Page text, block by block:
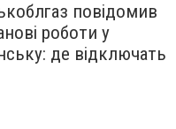
повідомив
роботи у
де відключать